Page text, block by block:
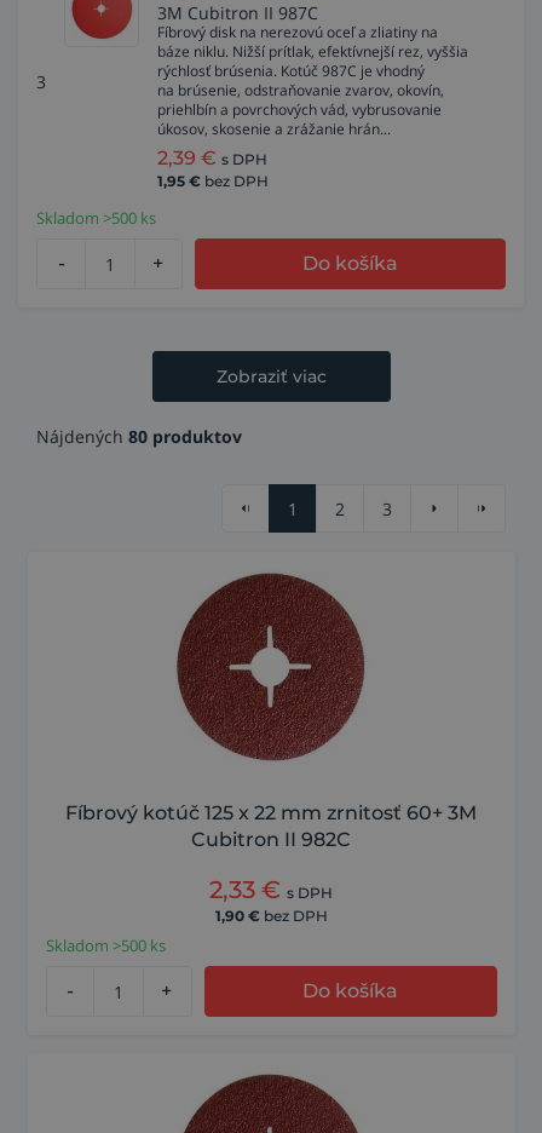
3
3M Cubitron II 987C
Fíbrový disk na nerezovú oceľ a zliatiny na
báze niklu. Nižší prítlak, efektívnejší rez, vyššia
rýchlosť brúsenia. Kotúč 987C je vhodný
na brúsenie, odstraňovanie zvarov, okovín,
priehlbín a povrchových vád, vybrusovanie
úkosov, skosenie a zrážanie hrán...
2,39 € s DPH
1,95 € bez DPH
Skladom >500 ks
- + Do košíka
Zobraziť viac
Nájdených 80 produktov
1 2 3
Fíbrový kotúč 125 x 22 mm zrnitosť 60+ 3M
Cubitron II 982C
2,33 € s DPH
1,90 € bez DPH
Skladom >500 ks
- + Do košíka